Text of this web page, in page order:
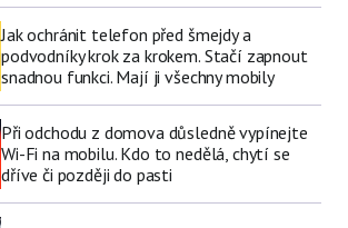
Jak ochránit telefon před šmejdy a
podvodníky krok za krokem. Stačí zapnout
snadnou funkci. Mají ji všechny mobily
Při odchodu z domova důsledně vypínejte
Wi-Fi na mobilu. Kdo to nedělá, chytí se
dříve či později do pasti